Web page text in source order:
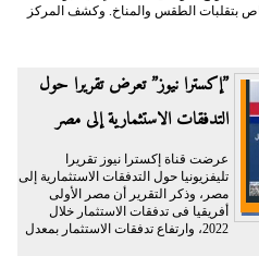
بتقلبات الطقس والمناخ. وكشف المركز
”إكسترا نيوز” تعرض تقريرا حول
التدفقات الاستثمارية إلى مصر
عرضت قناة إكسترا نيوز تقريرا
تليفزيونيا حول التدفقات الاستثمارية إلى
مصر، وذكر التقرير أن مصر الأولى
أفريقيا فى تدفقات الاستثمار خلال
2022، وارتفاع تدفقات الاستثمار بمعدل